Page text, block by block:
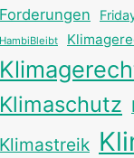
Forderungen
HambiBleibt
Klimaschutz
Klimastreik